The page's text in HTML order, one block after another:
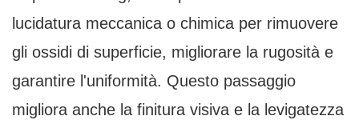
lucidatura meccanica o chimica per rimuovere
gli ossidi di superficie, migliorare la rugosità e
garantire l'uniformità. Questo passaggio
migliora anche la finitura visiva e la levigatezza